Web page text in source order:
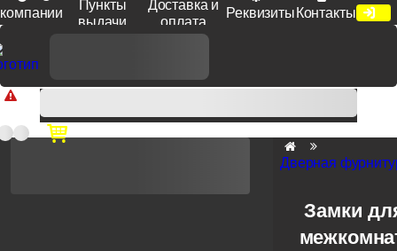
компании
Пункты
выдачи
Доставка и
оплата
Реквизиты Контакты
Доп. скидка от цен на сайте 7% при заказе от 50 тыс. руб
продукции Venezia, Fratelli, Tupai, Extreza, Melodia, Forme при
оплате по счету.
Дверная
Замки